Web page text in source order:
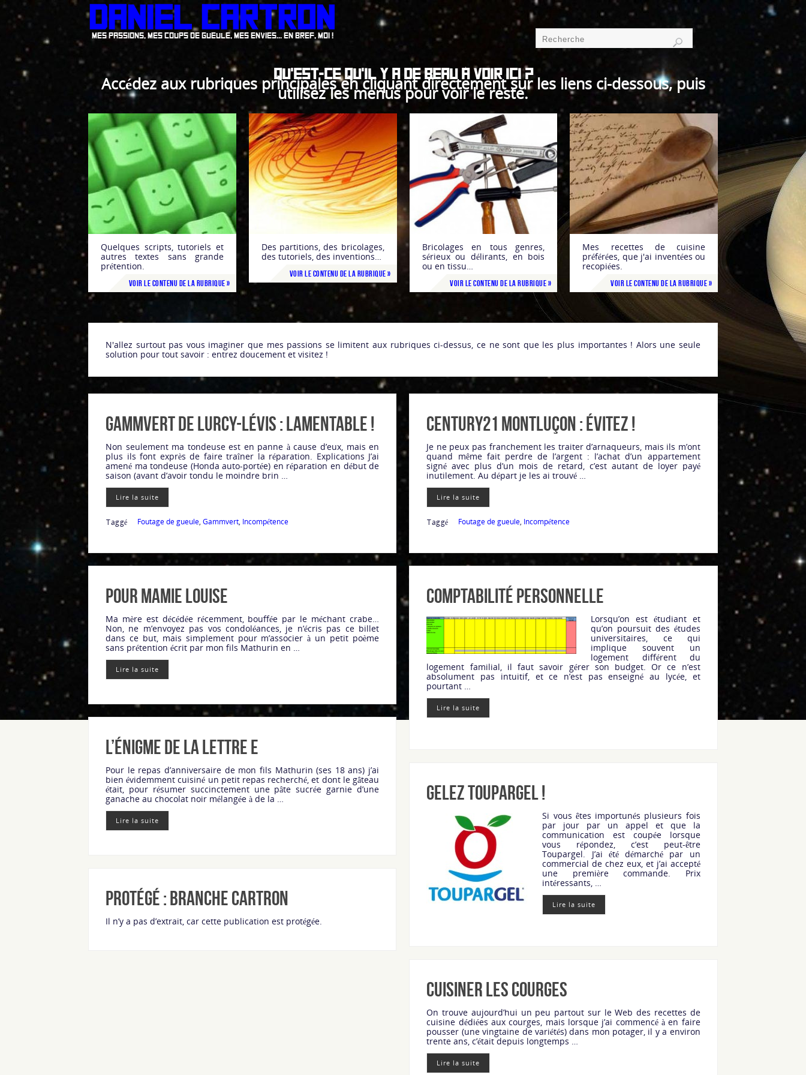
Daniel Cartron
Mes passions, mes coups de gueule, mes envies... En bref, moi !
Qu'est-ce qu'il y a de beau à voir ici ?
Accédez aux rubriques principales en cliquant directement sur les liens ci-dessous, puis
utilisez les menus pour voir le reste.
Quelques scripts, tutoriels et
autres textes sans grande
prétention.
Voir le contenu de la rubrique »
Musique
Des partitions, des bricolages,
des tutoriels, des inventions…
Voir le contenu de la rubrique »
Bricolage
Bricolages en tous genres,
sérieux ou délirants, en bois
ou en tissu…
Voir le contenu de la rubrique »
Cuisine
Mes recettes de cuisine
préférées, que j'ai inventées ou
recopiées.
Voir le contenu de la rubrique »
N'allez surtout pas vous imaginer que mes passions se limitent aux rubriques ci-dessus, ce ne sont que les plus importantes ! Alors une seule
solution pour tout savoir : entrez doucement et visitez !
Gammvert de Lurcy-Lévis : Lamentable !
Non seulement ma tondeuse est en panne à cause d’eux, mais en
plus ils font exprès de faire traîner la réparation. Explications J’ai
amené ma tondeuse (Honda auto-portée) en réparation en début de
saison (avant d’avoir tondu le moindre brin …
Lire la suite
Taggé Foutage de gueule, Gammvert, Incompétence
Century21 Montluçon : évitez !
Je ne peux pas franchement les traiter d’arnaqueurs, mais ils m’ont
quand même fait perdre de l’argent : l’achat d’un appartement
signé avec plus d’un mois de retard, c’est autant de loyer payé
inutilement. Au départ je les ai trouvé …
Lire la suite
Taggé Foutage de gueule, Incompétence
Pour Mamie Louise
Ma mère est décédée récemment, bouffée par le méchant crabe…
Non, ne m’envoyez pas vos condoléances, je n’écris pas ce billet
dans ce but, mais simplement pour m’associer à un petit poème
sans prétention écrit par mon fils Mathurin en …
Lire la suite
Comptabilité personnelle
Lorsqu’on est étudiant et
qu’on poursuit des études
universitaires, ce qui
implique souvent un
logement différent du
logement familial, il faut savoir gérer son budget. Or ce n’est
absolument pas intuitif, et ce n’est pas enseigné au lycée, et
pourtant …
Lire la suite
L’énigme de la lettre E
Pour le repas d’anniversaire de mon fils Mathurin (ses 18 ans) j’ai
bien évidemment cuisiné un petit repas recherché, et dont le gâteau
était, pour résumer succinctement une pâte sucrée garnie d’une
ganache au chocolat noir mélangée à de la …
Lire la suite
Gelez Toupargel !
Si vous êtes importunés plusieurs fois
par jour par un appel et que la
communication est coupée lorsque
vous répondez, c’est peut-être
Toupargel. J’ai été démarché par un
commercial de chez eux, et j’ai accepté
une première commande. Prix
intéressants, …
Lire la suite
Protégé : Branche Cartron
Il n’y a pas d’extrait, car cette publication est protégée.
Cuisiner les courges
On trouve aujourd’hui un peu partout sur le Web des recettes de
cuisine dédiées aux courges, mais lorsque j’ai commencé à en faire
pousser (une vingtaine de variétés) dans mon potager, il y a environ
trente ans, c’était depuis longtemps …
Lire la suite